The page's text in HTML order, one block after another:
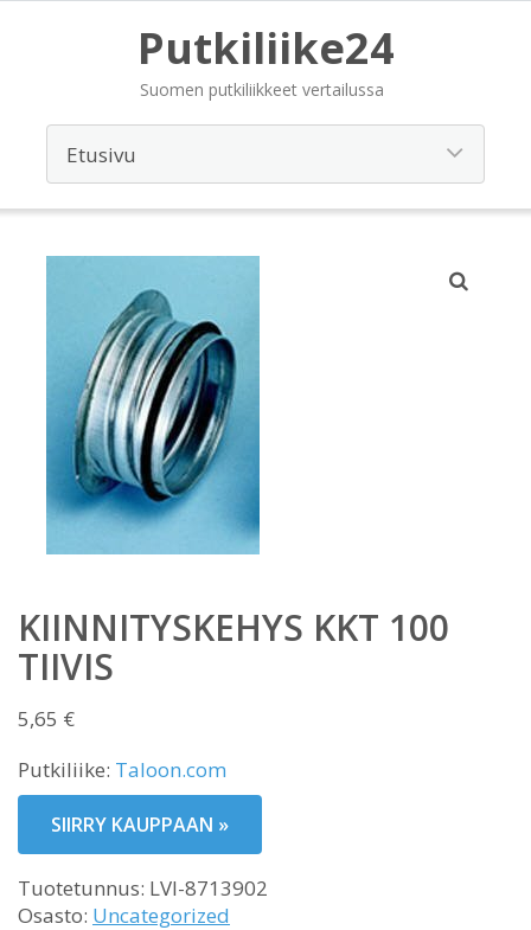
Putkiliike24
Suomen putkiliikkeet vertailussa
KIINNITYSKEHYS KKT 100
TIIVIS
5,65 €
Putkiliike: Taloon.com
SIIRRY KAUPPAAN »
Tuotetunnus: LVI-8713902
Osasto: Uncategorized